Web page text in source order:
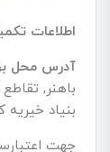
اطلاعات
آدرس محل
باهنر,
بنیاد خیریه
جهت